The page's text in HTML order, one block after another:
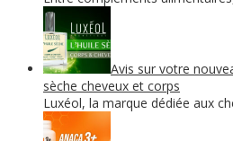
Avis sur votre
sèche cheveux et corps
Luxéol, la marque dédiée aux